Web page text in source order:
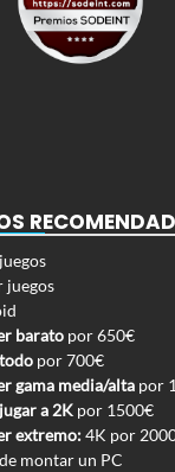
juegos
barato por 650€
por 700€
gama media/alta por
a 2K por 1500€
extremo:4K por
montar un PC